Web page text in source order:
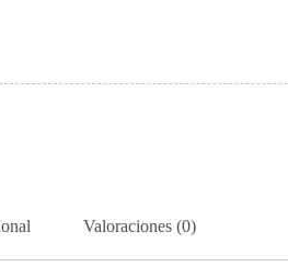
Valoraciones (0)